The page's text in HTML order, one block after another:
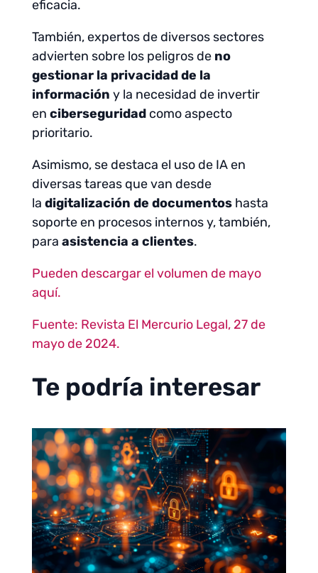
eficacia.
También, expertos de diversos sectores
advierten sobre los peligros de no
gestionar la privacidad de la
información y la necesidad de invertir
en ciberseguridadcomo aspecto
prioritario.
Asimismo, se destaca el uso de IA en
diversas tareas que van desde
la digitalización de documentoshasta
soporte en procesos internos y, también,
para asistencia a clientes.
Pueden descargar el volumen de mayo
aquí.
Fuente: Revista El Mercurio Legal, 27 de
mayo de 2024.
Te podría interesar